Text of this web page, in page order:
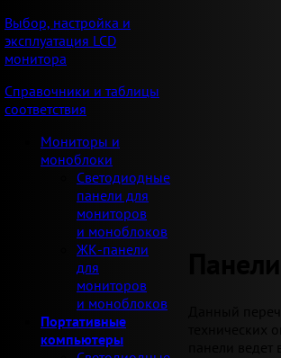
Выбор, настройка и
эксплуатация LCD
монитора
Справочники и таблицы
соответствия
Мониторы и
моноблоки
Светодиодные
панели для
мониторов
и моноблоков
ЖК-панели
для
мониторов
и моноблоков
Портативные
компьютеры
Данный
панели